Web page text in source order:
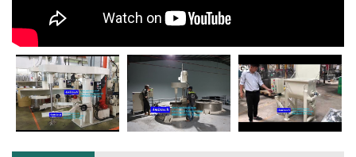
bỉ cho sản xuất sơn công nghiệp...
GIÁ RẺ CHO NGÀNH HÓA CHẤT?
Máy nghiền dung môi giá rẻ có thực sự
phù hợp với ngành hóa chất? Bài viết
phân tích ưu, nhược điểm của máy...
5 LỢI ÍCH NỔI BẬT KHI SỬ DỤNG MÁY